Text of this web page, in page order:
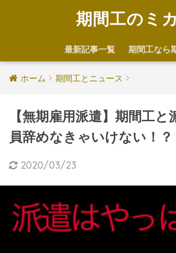
期間工のミ
最新記事一覧 期間工なら
ホーム 期間工とニュース
【無期雇用派遣】期間工と
員辞めなきゃいけない！？
2020/03/23